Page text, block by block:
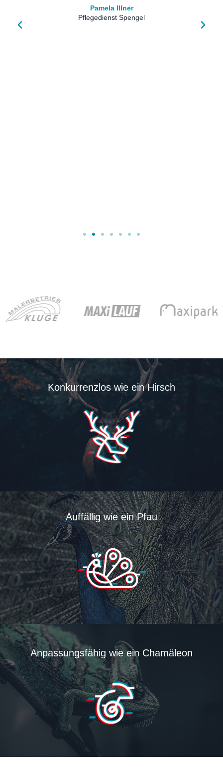
Pamela Illner
Pflegedienst Spengel
Konkurrenzlos wie ein Hirsch
Auffällig wie ein Pfau
Anpassungsfähig wie ein Chamäleon